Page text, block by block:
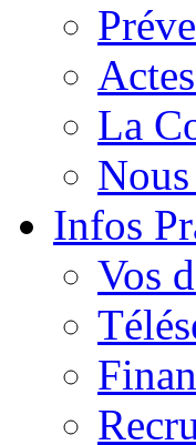
La
Infos
Vos